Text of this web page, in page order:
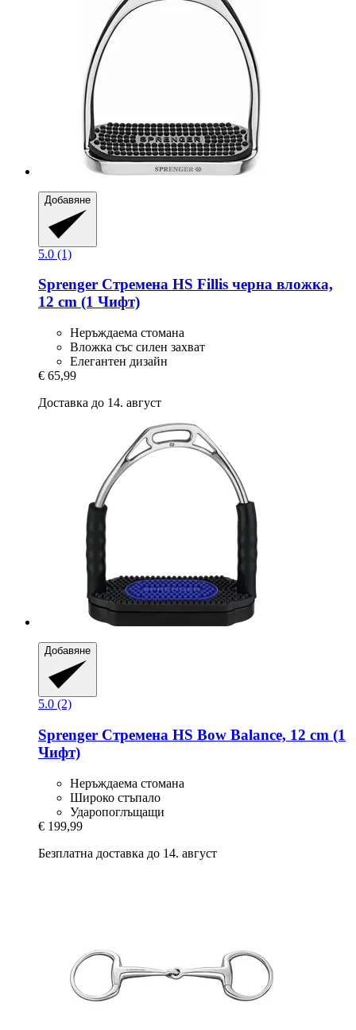
Добавяне
5.0 (1)
Sprenger Стремена HS Fillis черна вложка,
12 cm (1 Чифт)
Неръждаема стомана
Вложка със силен захват
Елегантен дизайн
€ 65,99
Доставка до 14. август
Добавяне
5.0 (2)
Sprenger Стремена HS Bow Balance, 12 cm (1
Чифт)
Неръждаема стомана
Широко стъпало
Ударопоглъщащи
€ 199,99
Безплатна доставка до 14. август